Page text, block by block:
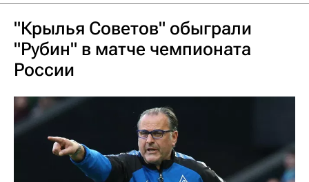
"Крылья Советов" обыграли
"Рубин" в матче чемпионата
России